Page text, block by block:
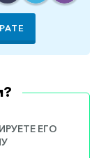
ЕГО